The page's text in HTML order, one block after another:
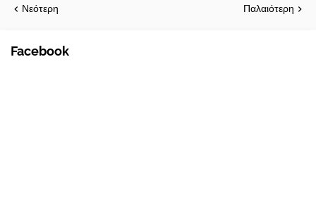
Νεότερη Παλαιότερη
Facebook